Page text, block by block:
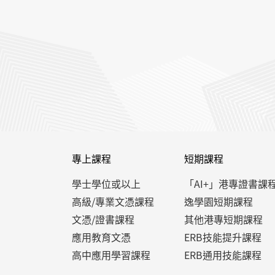
專上課程
學士學位或以上
高級/專業文憑課程
文憑/證書課程
應用教育文憑
高中應用學習課程
短期課程
「AI+」港專證書課
逸學園短期課程
其他港專短期課程
ERB技能提升課程
ERB通用技能課程